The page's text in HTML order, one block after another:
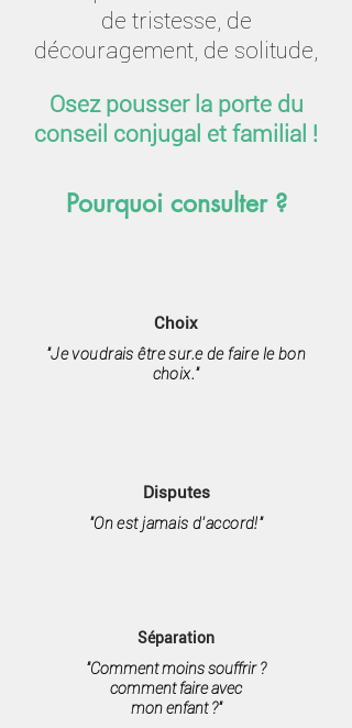
de tristesse, de
découragement, de solitude,
Osez pousser la porte du
conseil conjugal et familial !
Pourquoi consulter ?
Choix
"Je voudrais être sur.e de faire le bon
choix."
Disputes
"On est jamais d’accord!"
Séparation
"Comment moins souffrir ?
comment faire avec
mon enfant ?"